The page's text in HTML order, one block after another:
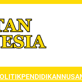
PENDIDIKAN